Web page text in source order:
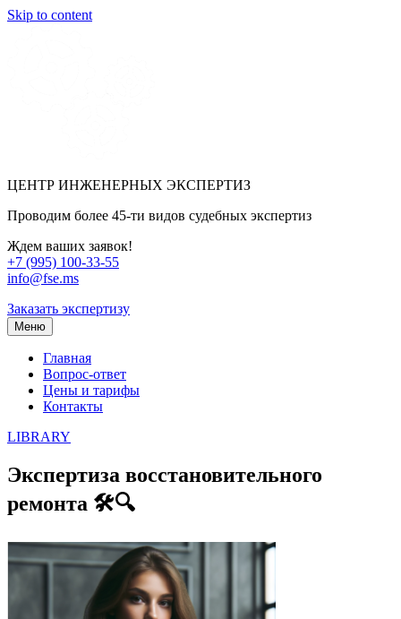
Skip to content
ЦЕНТР ИНЖЕНЕРНЫХ ЭКСПЕРТИЗ
Проводим более 45-ти видов судебных экспертиз
Ждем ваших заявок!
+7 (995) 100-33-55
info@fse.ms
Заказать экспертизу
Меню
Главная
Вопрос-ответ
Цены и тарифы
Контакты
LIBRARY
Экспертиза восстановительного
ремонта 🛠️🔍